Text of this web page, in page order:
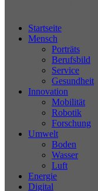
Startseite
Mensch
Porträts
Berufsbild
Service
Gesundheit
Innovation
Mobilität
Robotik
Forschung
Umwelt
Boden
Wasser
Luft
Energie
Digital